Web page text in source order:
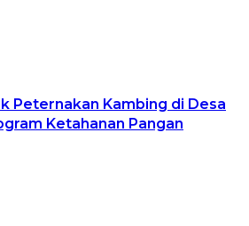
Peternakan Kambing di Desa
Ketahanan Pangan